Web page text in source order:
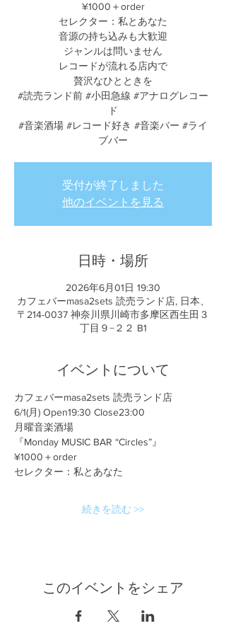
¥1000＋order
セレクター：私とあなた
音源の持ち込みも大歓迎
ジャンルは問いません
レコードが流れる店内で
贅沢なひとときを
#読売ランド前 #小田急線 #アナログレコー
ド
#音楽酒場 #レコード好き #音楽バー #ライ
ブバー
受付が終了しました
他のイベントを見る
日時・場所
2026年6月01日 19:30
カフェバーmasa2sets 読売ランド店, 日本、
〒214-0037 神奈川県川崎市多摩区西生田３
丁目９−２２ B1
イベントについて
カフェバーmasa2sets 読売ランド店
6/1(月) Open19:30 Close23:00
月曜音楽酒場
『Monday MUSIC BAR “Circles”』
¥1000＋order
セレクター：私とあなた
続きを読む >>
このイベントをシェア